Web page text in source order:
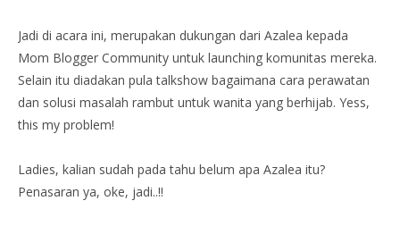
Jadi di acara ini, merupakan dukungan dari Azalea kepada
Mom Blogger Community untuk launching komunitas mereka.
Selain itu diadakan pula talkshow bagaimana cara perawatan
dan solusi masalah rambut untuk wanita yang berhijab. Yess,
this my problem!
Ladies, kalian sudah pada tahu belum apa Azalea itu?
Penasaran ya, oke, jadi..!!